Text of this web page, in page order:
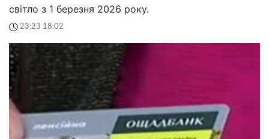
світло з 1 березня 2026 року.
23:23 18.02